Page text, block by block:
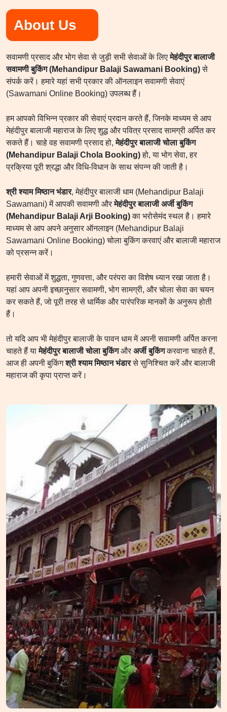
About Us
सवामणी प्रसाद और भोग सेवा से जुड़ी सभी सेवाओं के लिएमेहंदीपुर बालाजी
सवामणी बुकिंग (Mehandipur Balaji Sawamani Booking)से
संपर्क करें। हमारे यहां सभी प्रकार की ऑनलाइन सवामणी सेवाएं
(Sawamani Online Booking) उपलब्ध हैं।
हम आपको विभिन्न प्रकार की सेवाएं प्रदान करते हैं, जिनके माध्यम से आप
मेहंदीपुर बालाजी महाराज के लिए शुद्ध और पवित्र प्रसाद सामग्री अर्पित कर
सकते हैं। चाहे वह सवामणी प्रसाद हो,मेहंदीपुर बालाजी चोला बुकिंग
(Mehandipur Balaji Chola Booking)हो, या भोग सेवा, हर
प्रक्रिया पूरी श्रद्धा और विधि-विधान के साथ संपन्न की जाती है।
श्री श्याम मिष्ठान भंडार, मेहंदीपुर बालाजी धाम (Mehandipur Balaji
Sawamani) में आपकी सवामणी औरमेहंदीपुर बालाजी अर्जी बुकिंग
(Mehandipur Balaji Arji Booking)का भरोसेमंद स्थल है। हमारे
माध्यम से आप अपने अनुसार ऑनलाइन (Mehandipur Balaji
Sawamani Online Booking) चोला बुकिंग करवाएं और बालाजी महाराज
को प्रसन्न करें।
हमारी सेवाओं में शुद्धता, गुणवत्ता, और परंपरा का विशेष ध्यान रखा जाता है।
यहां आप अपनी इच्छानुसार सवामणी, भोग सामग्री, और चोला सेवा का चयन
कर सकते हैं, जो पूरी तरह से धार्मिक और पारंपरिक मानकों के अनुरूप होती
हैं।
तो यदि आप भी मेहंदीपुर बालाजी के पावन धाम में अपनी सवामणी अर्पित करना
चाहते हैं यामेहंदीपुर बालाजी चोला बुकिंगऔर अर्जी बुकिंगकरवाना चाहते हैं,
आज ही अपनी बुकिंगश्री श्याम मिष्ठान भंडारसे सुनिश्चित करें और बालाजी
महाराज की कृपा प्राप्त करें।